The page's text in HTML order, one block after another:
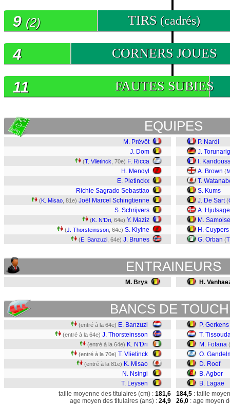
TIRS (cadrés)
9 (2)
CORNERS JOUES
4
FAUTES SUBIES
11
EQUIPES
M. Prévôt
J. Dom
(T. Vlietinck , 70e) F. Ricca
H. Mendyl
E. Pletinckx
Richie Sagrado Sebastiao
(K. Misao , 81e) Joël Marcel Schingtienne
S. Schrijvers
(K. N'Dri , 64e) Y. Maziz
(J. Thorsteinsson , 64e) S. Kiyine
(E. Banzuzi , 64e) J. Brunes
P. Nardi
J.
I. Kandouss
A. Brown (
T.
S. Kums
J. De Sart (
A.
M. Samoise
H. Cuypers
G. Orban (
ENTRAINEURS
M. Brys H.
BANCS DE
(entré à la 64e) E. Banzuzi
(entré à la 64e) J. Thorsteinsson
(entré à la 64e) K. N'Dri
(entré à la 70e) T. Vlietinck
(entré à la 81e) K. Misao
N. Nsingi
T. Leysen
P. Gerkens
T.
M. Fofana
O.
D. Roef
B. Agbor
B. Lagae
taille moyenne des titulaires (cm) : 181,6
age moyen des titulaires (ans) : 24,9
184,5 : taille
26,0 : age moyen